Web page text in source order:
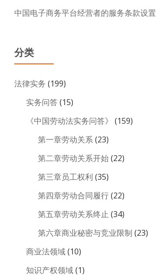
中国电子商务平台经营者的服务条款设置
分类
法律实务 (199)
实务问答(15)
《中国劳动法实务问答》 (159)
第一章劳动关系(23)
第二章劳动关系开始(22)
第三章员工权利 (35)
第四章劳动合同履行(22)
第五章劳动关系终止 (34)
第六章商业秘密与竞业限制 (23)
商业法领域(10)
知识产权领域(1)